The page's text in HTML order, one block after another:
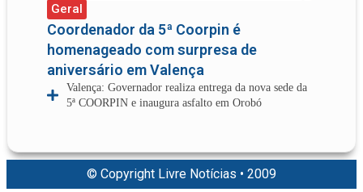
Geral
Coordenador da 5ª Coorpin é
homenageado com surpresa de
aniversário em Valença
Valença: Governador realiza entrega da nova sede da
5ª COORPIN e inaugura asfalto em Orobó
© Copyright Livre Notícias • 2009